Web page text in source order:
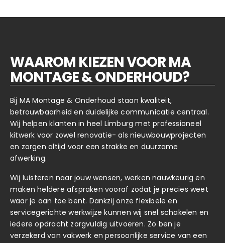
WAAROM KIEZEN VOOR MA
MONTAGE & ONDERHOUD?
Bij MA Montage & Onderhoud staan kwaliteit,
betrouwbaarheid en duidelijke communicatie centraal.
Wij helpen klanten in heel Limburg met professioneel
kitwerk voor zowel renovatie- als nieuwbouwprojecten
en zorgen altijd voor een strakke en duurzame
afwerking.
Wij luisteren naar jouw wensen, werken nauwkeurig en
maken heldere afspraken vooraf zodat je precies weet
waar je aan toe bent. Dankzij onze flexibele en
servicegerichte werkwijze kunnen wij snel schakelen en
iedere opdracht zorgvuldig uitvoeren. Zo ben je
verzekerd van vakwerk en persoonlijke service van een